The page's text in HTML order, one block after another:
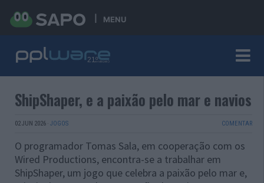
MENU
ShipShaper, e a paixão pelo mar e navios
02 JUN 2026 · JOGOS COMENTAR
O programador Tomas Sala, em cooperação com os
Wired Productions, encontra-se a trabalhar em
ShipShaper, um jogo que celebra a paixão pelo mar e,